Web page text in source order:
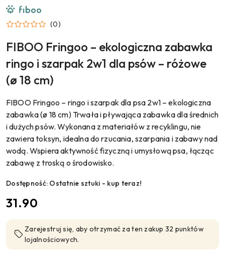
NAZWA
PRODUCENTA:
FIBOO
(0)
FIBOO Fringoo – ekologiczna zabawka
ringo i szarpak 2w1 dla psów – różowe
(ø 18 cm)
FIBOO Fringoo – ringo i szarpak dla psa 2w1 – ekologiczna
zabawka (ø 18 cm) Trwała i pływająca zabawka dla średnich
i dużych psów. Wykonana z materiałów z recyklingu, nie
zawiera toksyn, idealna do rzucania, szarpania i zabawy nad
wodą. Wspiera aktywność fizyczną i umysłową psa, łącząc
zabawę z troską o środowisko.
Dostępność: Ostatnie sztuki - kup teraz!
cena:
31.90
Zarejestruj się, aby otrzymać za ten zakup 32 punktów
lojalnościowych.